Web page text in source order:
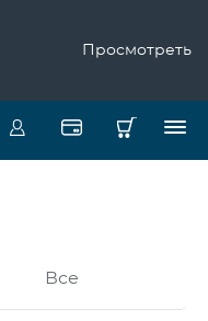
Просмотреть
Все